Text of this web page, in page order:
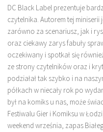
DC Black Label prezentuje
czytelnika. Autorem tej
zarówno za scenariusz, jak i
oraz ciekawy zarys fabuły
oczekiwany i spotkał się
ze strony czytelników oraz i
podziałał tak szybko i na
półkach w niecały rok po
był na komiks u nas, może
Festiwalu Gier i Komiksu w
weekend września, zapas